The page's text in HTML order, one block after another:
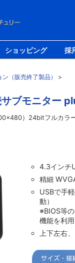
ショッピング 採
（販売終了製品） >
サブモニター
）24bitフルカラ
4.3インチ
精細
USBで手
動）
※BIOS等
機能を利
上下左右